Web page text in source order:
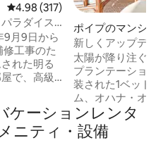
レビュー317件、5つ星中4.98つ
4.98 (317)
ラダイス -
ール
9月9日から
工事のた
れた明る
で、高級
アコン
プリッ
ル）。高速
イーンサ
ポイプのマンショ
ト
新しくアップデー
ドルーム｜エアコ
太陽が降り注ぐポ
プランテーション
装された1ベッド
ム、オハナ・オア
い海辺の仕上げ
グルーム、専用
をお楽しみくだ
ケーションレンタ
ニティ・設備